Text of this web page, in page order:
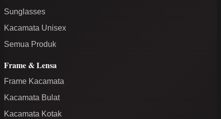
Sunglasses
Kacamata Unisex
Semua Produk
Frame & Lensa
Frame Kacamata
Kacamata Bulat
Kacamata Kotak